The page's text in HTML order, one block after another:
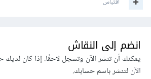
انضم إلى النقاش
يمكنك أن تنشر الآن وتسجل لاحقًا. إذا كان
الآنلتنشر باسم حسابك.